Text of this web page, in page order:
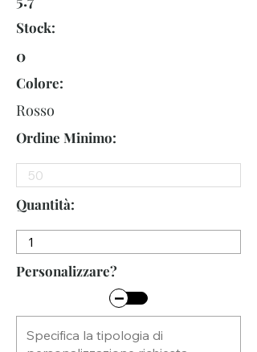
Stock:
0
Colore:
Rosso
Ordine Minimo:
Quantità:
Personalizzare?